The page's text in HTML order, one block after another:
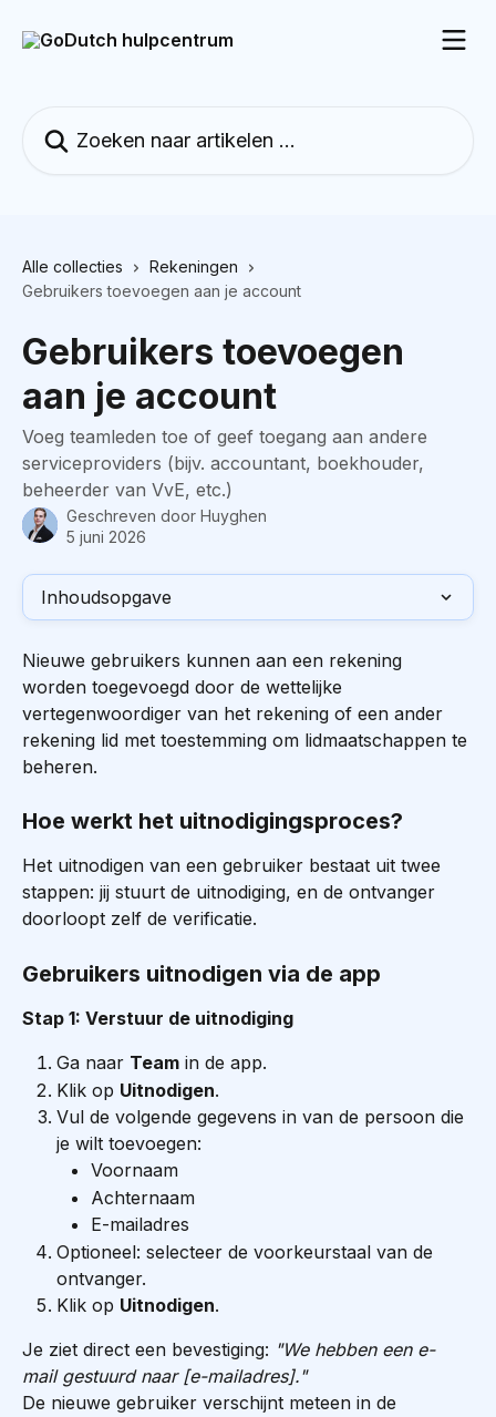
Alle collecties
Rekeningen
Gebruikers toevoegen aan je account
Gebruikers toevoegen
aan je account
Voeg teamleden toe of geef toegang aan andere
serviceproviders (bijv. accountant, boekhouder,
beheerder van VvE, etc.)
Geschreven door Huyghen
5 juni 2026
Inhoudsopgave
Nieuwe gebruikers kunnen aan een rekening
worden toegevoegd door de wettelijke
vertegenwoordiger van het rekening of een ander
rekening lid met toestemming om lidmaatschappen te
beheren.
Hoe werkt het uitnodigingsproces?
Het uitnodigen van een gebruiker bestaat uit twee
stappen: jij stuurt de uitnodiging, en de ontvanger
doorloopt zelf de verificatie.
Gebruikers uitnodigen via de app
Stap 1: Verstuur de uitnodiging
Ga naar Team in de app.
Klik op Uitnodigen.
Vul de volgende gegevens in van de persoon die
je wilt toevoegen:
Voornaam
Achternaam
E-mailadres
Optioneel: selecteer de voorkeurstaal van de
ontvanger.
Klik op Uitnodigen.
Je ziet direct een bevestiging: "We hebben een e-
mail gestuurd naar [e-mailadres]."
De nieuwe gebruiker verschijnt meteen in de